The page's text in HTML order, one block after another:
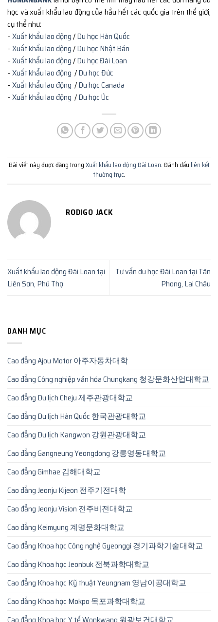
học và xuất khẩu lao động của hầu hết các quốc gia trên thế giới,
cụ thể như:
–Xuất khẩu lao động/Du học Hàn Quốc
–Xuất khẩu lao động/Du học Nhật Bản
–Xuất khẩu lao động/Du học Đài Loan
–Xuất khẩu lao động /Du học Đức
–Xuất khẩu lao động /Du học Canada
–Xuất khẩu lao động /Du học Úc
Bài viết này được đăng trongXuất khẩu lao động Đài Loan. Đánh dấu liên kết
thường trực.
RODIGO JACK
Xuất khẩu lao động Đài Loan tại
Liên Sơn, Phú Thọ
Tư vấn du học Đài Loan tại Tân
Phong, Lai Châu
DANH MỤC
Cao đẳng Ajou Motor 아주자동차대학
Cao đẳng Công nghiệp văn hóa Chungkang 청강문화산업대학교
Cao đẳng Du lịch Cheju 제주관광대학교
Cao đẳng Du lịch Hàn Quốc 한국관광대학교
Cao đẳng Du lịch Kangwon 강원관광대학교
Cao đẳng Gangneung Yeongdong 강릉영동대학교
Cao đẳng Gimhae 김해대학교
Cao đẳng Jeonju Kijeon 전주기전대학
Cao đẳng Jeonju Vision 전주비전대학교
Cao đẳng Keimyung 계명문화대학교
Cao đẳng Khoa học Công nghệ Gyeonggi 경기과학기술대학교
Cao đẳng Khoa học Jeonbuk 전북과학대학교
Cao đẳng Khoa học Kỹ thuật Yeungnam 영남이공대학교
Cao đẳng Khoa học Mokpo 목포과학대학교